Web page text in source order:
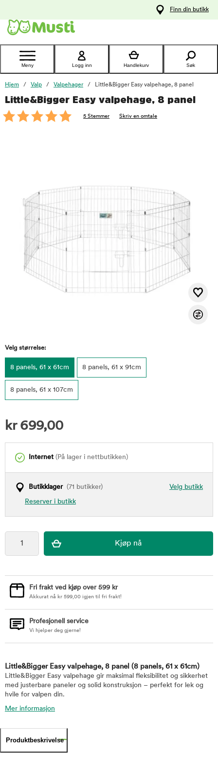
Kontakt
kundeservice
Finn din butikk
Meny Logg inn Handlekurv Søk
Hjem Valp Valpehager Little&Bigger Easy valpehage, 8 panel
Little&Bigger Easy valpehage, 8 panel
5 Stemmer Skriv en omtale
Velg størrelse:
8 panels, 61 x 61cm 8 panels, 61 x 91cm
8 panels, 61 x 107cm
kr 699,00
Internet (På lager i nettbutikken)
Velg butikk
Butikklager(71 butikker)
Reserver i butikk
foo
Fri frakt ved kjøp over 599 kr
Akkurat nå kr 599,00 igjen til fri frakt!
Profesjonell service
Vi hjelper deg gjerne!
Little&Bigger Easy valpehage, 8 panel (8 panels, 61 x 61cm)
Little&Bigger Easy valpehage gir maksimal fleksibilitet og sikkerhet
med justerbare paneler og solid konstruksjon – perfekt for lek og
hvile for valpen din.
Mer informasjon
Produktbeskrivelse